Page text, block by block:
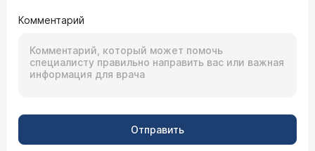
Комментарий
Отправить